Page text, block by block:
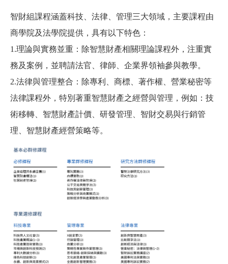
智財組課程涵蓋科技、法律、管理三大領域，主要課程由
商學院及法學院提供，具有以下特色：
1.理論與實務並重：除智慧財產相關理論課程外，注重實
務及案例，並聘請法官、律師、企業界領袖參與教學。
2.法律與管理整合：除專利、商標、著作權、營業秘密等
法律課程外，特別著重智慧財產之經營與管理，例如：技
術移轉、智慧財產計價、研發管理、智財交易與行銷管
理、智慧財產經營策略等。